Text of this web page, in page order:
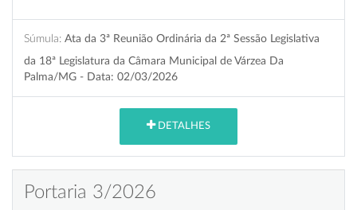
Súmula: Ata da 3ª Reunião Ordinária da 2ª Sessão Legislativa
da 18ª Legislatura da Câmara Municipal de Várzea Da
Palma/MG - Data: 02/03/2026
DETALHES
Portaria 3/2026